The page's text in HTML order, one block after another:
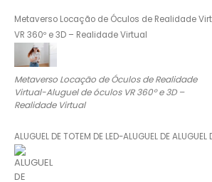
Metaverso Locação de Óculos de Realidade
VR 360º e 3D – Realidade Virtual
Metaverso Locação de Óculos de Realidade
Virtual-Aluguel de óculos VR 360º e 3D –
Realidade Virtual
ALUGUEL DE TOTEM DE LED-ALUGUEL DE ALUGUEL